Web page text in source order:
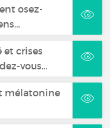
osez-
et crises
vous…
mélatonine